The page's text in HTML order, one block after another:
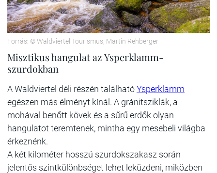
Forrás: © Waldviertel Tourismus, Martin Rehberger
Misztikus hangulat az Ysperklamm-
szurdokban
A Waldviertel déli részén találhatóYsperklamm
egészen más élményt kínál. A gránitsziklák, a
mohával benőtt kövek és a sűrű erdők olyan
hangulatot teremtenek, mintha egy mesebeli világba
érkeznénk.
A két kilométer hosszú szurdokszakasz során
jelentős szintkülönbséget lehet leküzdeni, miközben